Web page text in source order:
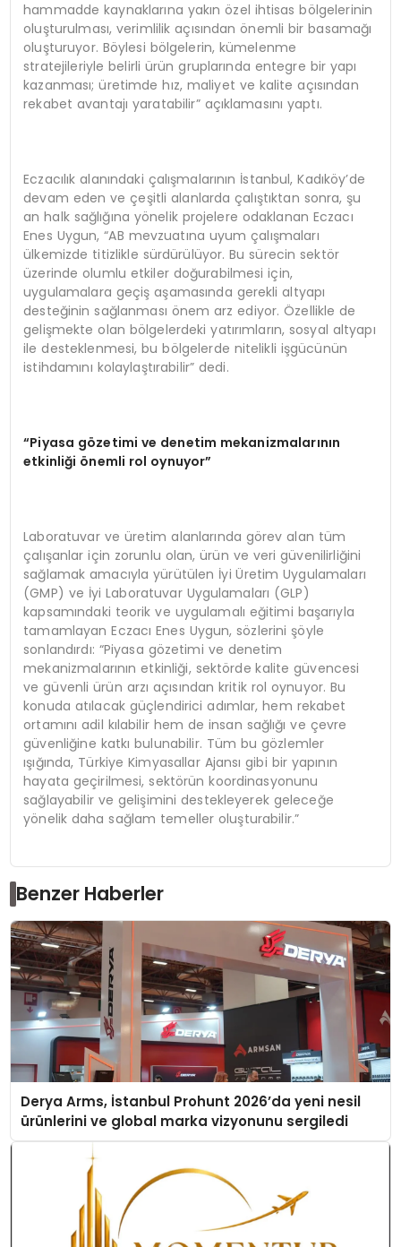
hammadde kaynaklarına yakın özel ihtisas bölgelerinin
oluşturulması, verimlilik açısından önemli bir basamağı
oluşturuyor. Böylesi bölgelerin, kümelenme
stratejileriyle belirli ürün gruplarında entegre bir yapı
kazanması; üretimde hız, maliyet ve kalite açısından
rekabet avantajı yaratabilir” açıklamasını yaptı.
Eczacılık alanındaki çalışmalarının İstanbul, Kadıköy’de
devam eden ve çeşitli alanlarda çalıştıktan sonra, şu
an halk sağlığına yönelik projelere odaklanan Eczacı
Enes Uygun, “AB mevzuatına uyum çalışmaları
ülkemizde titizlikle sürdürülüyor. Bu sürecin sektör
üzerinde olumlu etkiler doğurabilmesi için,
uygulamalara geçiş aşamasında gerekli altyapı
desteğinin sağlanması önem arz ediyor. Özellikle de
gelişmekte olan bölgelerdeki yatırımların, sosyal altyapı
ile desteklenmesi, bu bölgelerde nitelikli işgücünün
istihdamını kolaylaştırabilir” dedi.
“Piyasa gözetimi ve denetim mekanizmalarının
etkinliği önemli rol oynuyor”
Laboratuvar ve üretim alanlarında görev alan tüm
çalışanlar için zorunlu olan, ürün ve veri güvenilirliğini
sağlamak amacıyla yürütülen İyi Üretim Uygulamaları
(GMP) ve İyi Laboratuvar Uygulamaları (GLP)
kapsamındaki teorik ve uygulamalı eğitimi başarıyla
tamamlayan Eczacı Enes Uygun, sözlerini şöyle
sonlandırdı: “Piyasa gözetimi ve denetim
mekanizmalarının etkinliği, sektörde kalite güvencesi
ve güvenli ürün arzı açısından kritik rol oynuyor. Bu
konuda atılacak güçlendirici adımlar, hem rekabet
ortamını adil kılabilir hem de insan sağlığı ve çevre
güvenliğine katkı bulunabilir. Tüm bu gözlemler
ışığında, Türkiye Kimyasallar Ajansı gibi bir yapının
hayata geçirilmesi, sektörün koordinasyonunu
sağlayabilir ve gelişimini destekleyerek geleceğe
yönelik daha sağlam temeller oluşturabilir.”
Benzer Haberler
Derya Arms, İstanbul Prohunt 2026’da yeni nesil
ürünlerini ve global marka vizyonunu sergiledi